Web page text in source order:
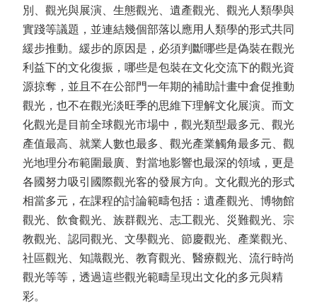
別、觀光與展演、生態觀光、遺產觀光、觀光人類學與
實踐等議題，並連結幾個部落以應用人類學的形式共同
緩步推動。緩步的原因是，必須判斷哪些是偽裝在觀光
利益下的文化復振，哪些是包裝在文化交流下的觀光資
源掠奪，並且不在公部門一年期的補助計畫中倉促推動
觀光，也不在觀光淡旺季的思維下理解文化展演。而文
化觀光是目前全球觀光市場中，觀光類型最多元、觀光
產值最高、就業人數也最多、觀光產業觸角最多元、觀
光地理分布範圍最廣、對當地影響也最深的領域，更是
各國努力吸引國際觀光客的發展方向。文化觀光的形式
相當多元，在課程的討論範疇包括：遺產觀光、博物館
觀光、飲食觀光、族群觀光、志工觀光、災難觀光、宗
教觀光、認同觀光、文學觀光、節慶觀光、產業觀光、
社區觀光、知識觀光、教育觀光、醫療觀光、流行時尚
觀光等等，透過這些觀光範疇呈現出文化的多元與精
彩。